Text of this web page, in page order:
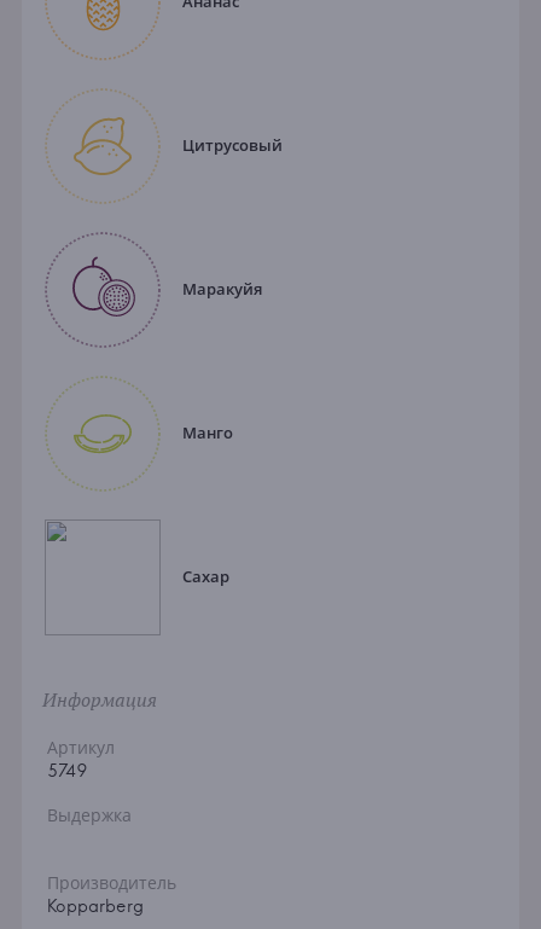
Цитрусовый
Маракуйя
Манго
Сахар
Информация
Артикул
5749
Выдержка
Производитель
Kopparberg